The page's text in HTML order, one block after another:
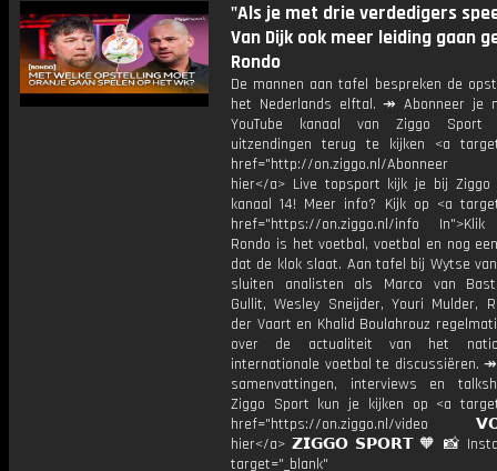
"Als je met drie verdedigers
Van Dijk ook meer leiding gaan
Rondo
De mannen aan tafel bespreken de
het Nederlands elftal. ↠ Abonneer je
YouTube kanaal van Ziggo
uitzendingen terug te kijken <a
href="http://on.ziggo.nl/
hier</a> Live topsport kijk je bij
kanaal 14! Meer info? Kijk op <a
href="https://on.ziggo.nl/info
Rondo is het voetbal, voetbal en nog
dat de klok slaat. Aan tafel bij Wytse
sluiten analisten als Marco van
Gullit, Wesley Sneijder, Youri Mulder,
der Vaart en Khalid Boulahrouz
over de actualiteit van het
internationale voetbal te discussiëren.
samenvattingen, interviews en
Ziggo Sport kun je kijken op <a
href="https://on.ziggo.nl/video
hier</a> 𝗭𝗜𝗚𝗚𝗢 𝗦𝗣𝗢𝗥𝗧 🧡 📸
target="_blank"